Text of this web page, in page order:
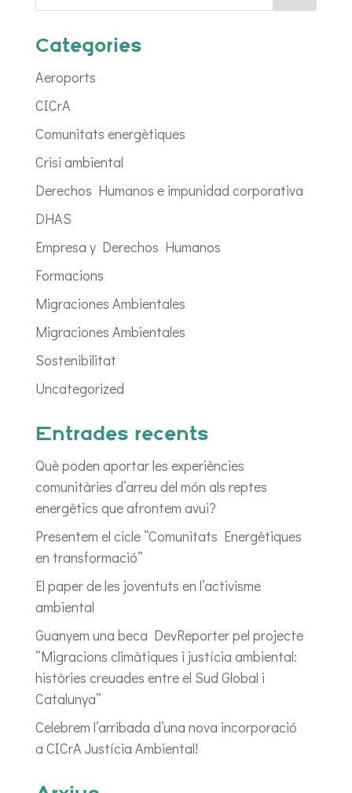
Categories
Aeroports
CICrA
Comunitats energètiques
Crisi ambiental
Derechos Humanos e impunidad corporativa
DHAS
Empresa y Derechos Humanos
Formacions
Migraciones Ambientales
Migraciones Ambientales
Sostenibilitat
Uncategorized
Entrades recents
Què poden aportar les experiències
comunitàries d’arreu del món als reptes
energètics que afrontem avui?
Presentem el cicle “Comunitats Energètiques
en transformació”
El paper de les joventuts en l’activisme
ambiental
Guanyem una beca DevReporter pel projecte
“Migracions climàtiques i justícia ambiental:
històries creuades entre el Sud Global i
Catalunya”
Celebrem l’arribada d’una nova incorporació
a CICrA Justícia Ambiental!